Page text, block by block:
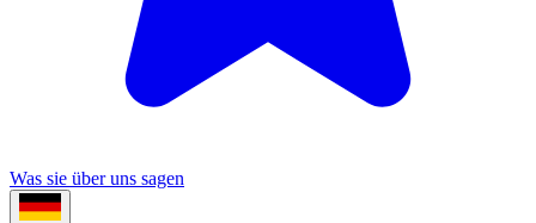
Was sie über uns sagen